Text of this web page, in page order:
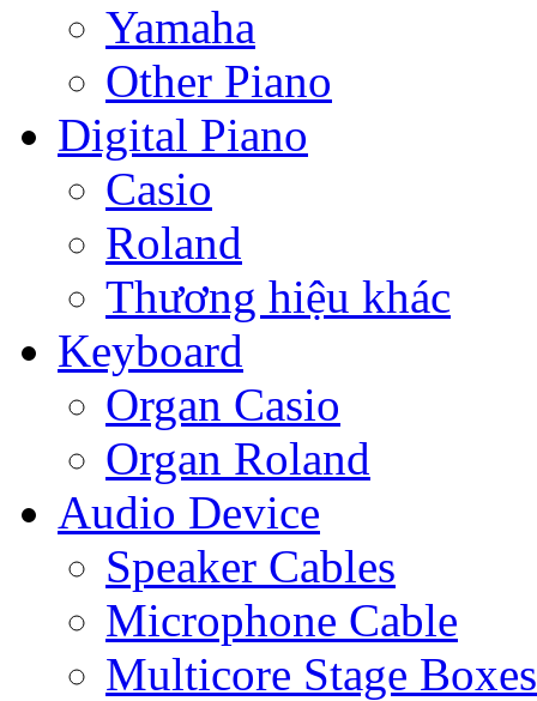
Yamaha
Other Piano
Digital Piano
Casio
Roland
Thương hiệu khác
Keyboard
Organ Casio
Organ Roland
Audio Device
Speaker Cables
Microphone Cable
Multicore Stage Boxes